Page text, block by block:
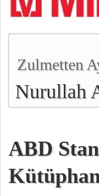
Zulmetten
Nurullah
ABD